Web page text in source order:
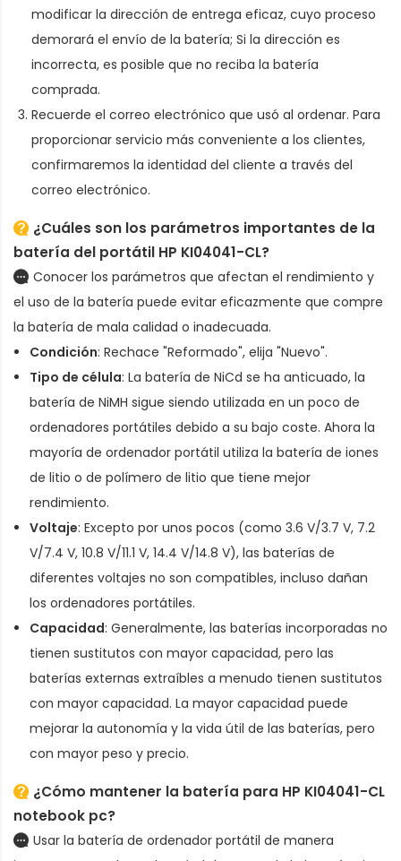
modificar la dirección de entrega eficaz, cuyo proceso
demorará el envío de la batería; Si la dirección es
incorrecta, es posible que no reciba la batería
comprada.
Recuerde el correo electrónico que usó al ordenar. Para
proporcionar servicio más conveniente a los clientes,
confirmaremos la identidad del cliente a través del
correo electrónico.
¿Cuáles son los parámetros importantes de la
batería del portátil HP KI04041-CL?
Conocer los parámetros que afectan el rendimiento y
el uso de la batería puede evitar eficazmente que compre
la batería de mala calidad o inadecuada.
Condición: Rechace "Reformado", elija "Nuevo".
Tipo de célula: La batería de NiCd se ha anticuado, la
batería de NiMH sigue siendo utilizada en un poco de
ordenadores portátiles debido a su bajo coste. Ahora la
mayoría de ordenador portátil utiliza la batería de iones
de litio o de polímero de litio que tiene mejor
rendimiento.
Voltaje: Excepto por unos pocos (como 3.6 V/3.7 V, 7.2
V/7.4 V, 10.8 V/11.1 V, 14.4 V/14.8 V), las baterías de
diferentes voltajes no son compatibles, incluso dañan
los ordenadores portátiles.
Capacidad: Generalmente, las baterías incorporadas no
tienen sustitutos con mayor capacidad, pero las
baterías externas extraíbles a menudo tienen sustitutos
con mayor capacidad. La mayor capacidad puede
mejorar la autonomía y la vida útil de las baterías, pero
con mayor peso y precio.
¿Cómo mantener la batería para HP KI04041-CL
notebook pc?
Usar la batería de ordenador portátil de manera